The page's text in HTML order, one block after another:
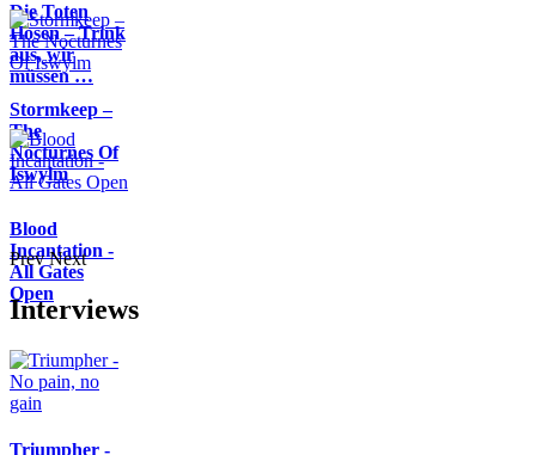
Die Toten
Hosen – Trink
aus, wir
müssen …
Stormkeep –
The
Nocturnes Of
Iswylm
Blood
Incantation -
All Gates
Open
Prev Next
Interviews
Triumpher -